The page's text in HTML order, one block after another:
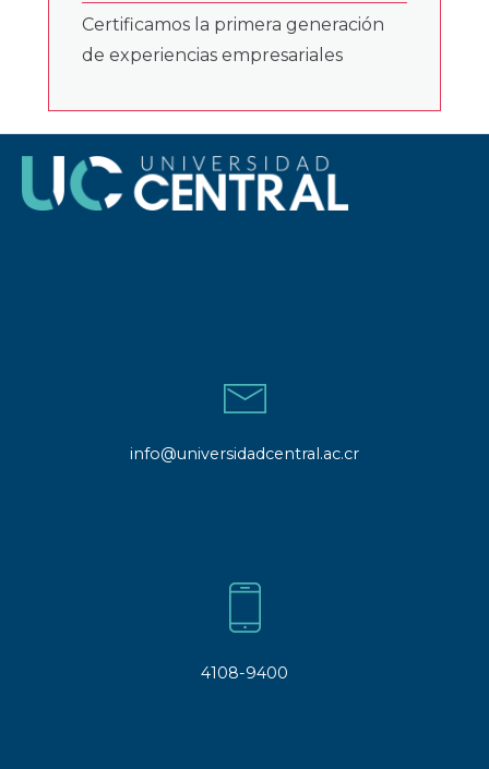
Certificamos la primera generación
de experiencias empresariales
info@universidadcentral.ac.cr
4108-9400